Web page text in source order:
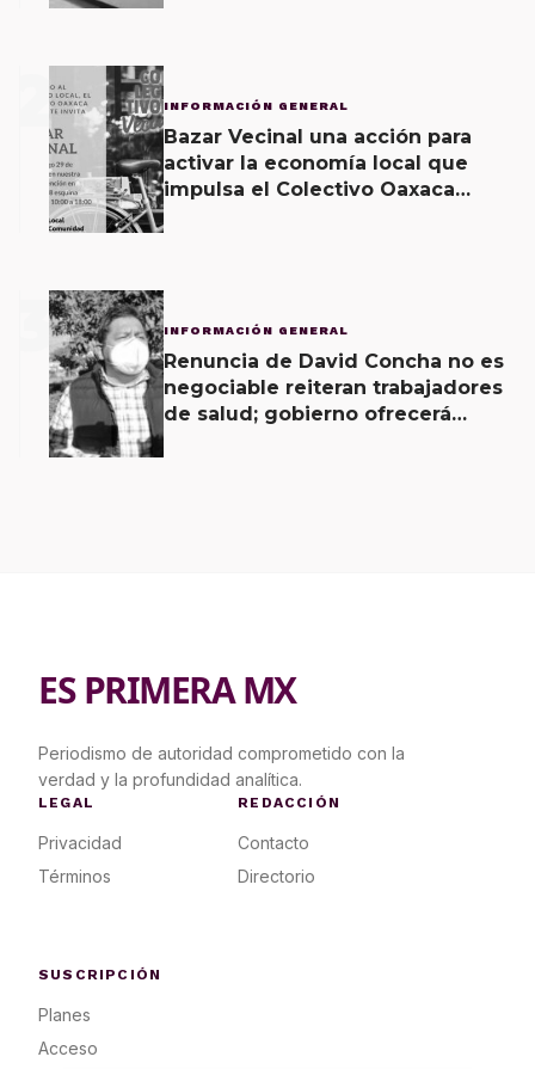
2 INFORMACIÓN GENERAL
Bazar Vecinal una acción para
activar la economía local que
impulsa el Colectivo Oaxaca
3 INFORMACIÓN GENERAL
Renuncia de David Concha no es
negociable reiteran trabajadores
de salud; gobierno ofrecerá
ES PRIMERA MX
Periodismo de autoridad comprometido con la
verdad y la profundidad analítica.
LEGAL
Privacidad
Términos
REDACCIÓN
Contacto
Directorio
SUSCRIPCIÓN
Planes
Acceso